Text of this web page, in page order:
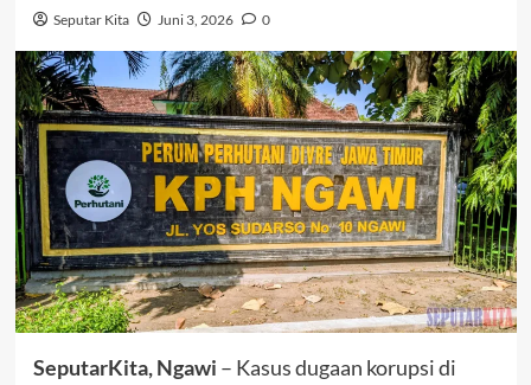
Seputar Kita Juni 3, 2026 0
SeputarKita, Ngawi – Kasus dugaan korupsi di